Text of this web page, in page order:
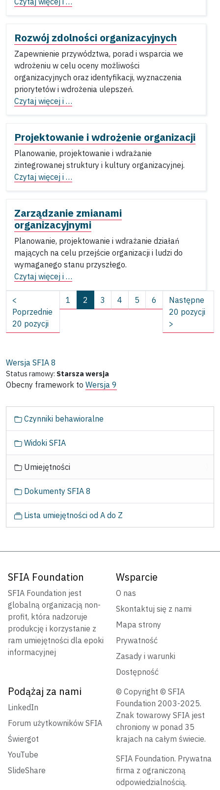
Rozwój zdolności organizacyjnych
Zapewnienie przywództwa, porad i wsparcia we
wdrożeniu w celu oceny możliwości
organizacyjnych oraz identyfikacji, wyznaczenia
priorytetów i wdrożenia ulepszeń.
Czytaj więcej i …
Projektowanie i wdrożenie organizacji
Planowanie, projektowanie i wdrażanie
zintegrowanej struktury i kultury organizacyjnej.
Czytaj więcej i …
Zarządzanie zmianami
organizacyjnymi
Planowanie, projektowanie i wdrażanie działań
mających na celu przejście organizacji i ludzi do
wymaganego stanu przyszłego.
Czytaj więcej i …
<
Poprzednie
20 pozycji
1 2 3 4 5 6
Następne
20 pozycji
>
Wersja SFIA 8
Status ramowy: Starsza wersja
Obecny framework to Wersja 9
a
Czynniki behawioralne
Widoki SFIA
Umiejętności
Dokumenty SFIA 8
Lista umiejętności od A do Z
SFIA Foundation
SFIA Foundation jest
globalną organizacją non-
profit, która nadzoruje
produkcję i korzystanie z
ram umiejętności dla epoki
informacyjnej
Wsparcie
O nas
Skontaktuj się z nami
Mapa strony
Prywatność
Zasady i warunki
Dostępność
Podążaj za nami
LinkedIn
Forum użytkowników SFIA
Świergot
YouTube
SlideShare
© Copyright © SFIA
Foundation 2003-2025.
Znak towarowy SFIA jest
chroniony w ponad 35
krajach na całym świecie.
SFIA Foundation. Prywatna
firma z ograniczoną
odpowiedzialnością.